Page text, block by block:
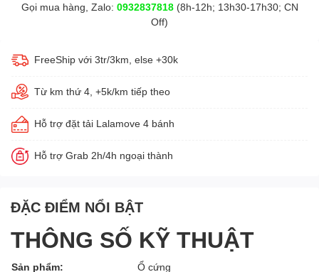
Gọi mua hàng, Zalo: 0932837818(8h-12h; 13h30-17h30; CN
Off)
FreeShip với 3tr/3km, else +30k
Từ km thứ 4, +5k/km tiếp theo
Hỗ trợ đặt tải Lalamove 4 bánh
Hỗ trợ Grab 2h/4h ngoại thành
ĐẶC ĐIỂM NỔI BẬT
THÔNG SỐ KỸ THUẬT
Sản phẩm:
Ổ cứng